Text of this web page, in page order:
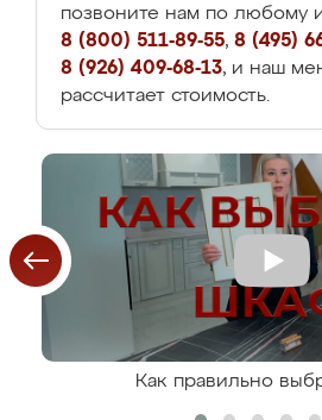
позвоните нам по любому
8 (800) 511-89-55, 8 (495)
8 (926) 409-68-13, и наш
рассчитает стоимость.
Как правильно